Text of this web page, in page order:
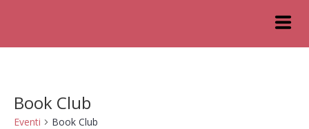
Book Club
Eventi Book Club